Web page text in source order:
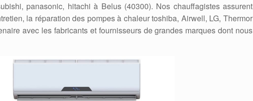
panasonic, hitachi à Belus (40300). Nos chauffagistes assurent
la réparation des pompes à chaleur toshiba, Airwell, LG, Thermor
avec les fabricants et fournisseurs de grandes marques dont nous